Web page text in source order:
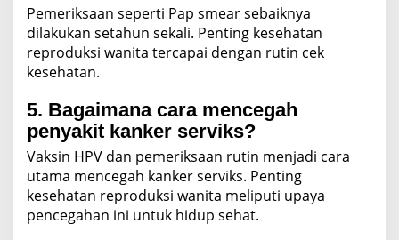
Pemeriksaan seperti Pap smear sebaiknya
dilakukan setahun sekali. Penting kesehatan
reproduksi wanita tercapai dengan rutin cek
kesehatan.
5. Bagaimana cara mencegah
penyakit kanker serviks?
Vaksin HPV dan pemeriksaan rutin menjadi cara
utama mencegah kanker serviks. Penting
kesehatan reproduksi wanita meliputi upaya
pencegahan ini untuk hidup sehat.